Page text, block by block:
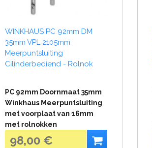
WINKHAUS PC 92mm DM
35mm VPL 2105mm
Meerpuntsluiting
Cilinderbediend - Rolnok
PC 92mm Doornmaat 35mm
Winkhaus Meerpuntsluiting
met voorplaat van 16mm
met rolnokken
98,00 €